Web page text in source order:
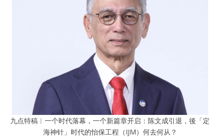
九点特稿︱一个时代落幕，一个新篇章开启：陈文成引退，後「定
海神针」时代的怡保工程（IJM）何去何从？